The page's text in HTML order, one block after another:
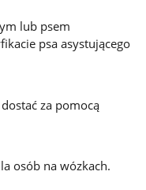
lub psem
psa asystującego
za pomocą
osób na wózkach.